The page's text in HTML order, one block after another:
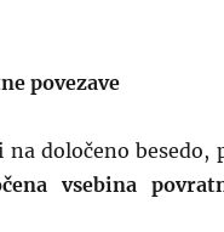
povezave
določeno besedo,
vsebina